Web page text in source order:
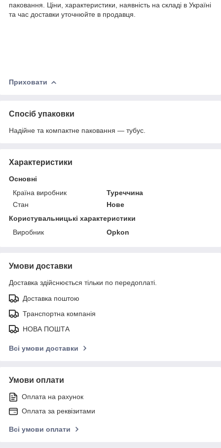
паковання.
Ціни, характеристики, наявність на складі в Україні
та час доставки уточнюйте в продавця.
Приховати
Спосіб упаковки
Надійне та компактне паковання — тубус.
Характеристики
Основні
Країна виробник
Туреччина
Стан
Нове
Користувальницькі характеристики
Виробник
Opkon
Умови доставки
Доставка здійснюється тільки по передоплаті.
Доставка поштою
Транспортна компанія
НОВА ПОШТА
Всі умови доставки
Умови оплати
Оплата на рахунок
Оплата за реквізитами
Всі умови оплати